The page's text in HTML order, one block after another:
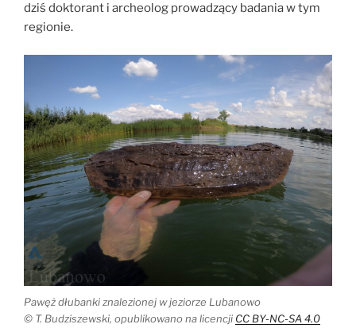
dziś doktorant i archeolog prowadzący badania w tym
regionie.
Pawęż dłubanki znalezionej w jeziorze Lubanowo
© T. Budziszewski, opublikowano na licencji CC BY-NC-SA 4.0